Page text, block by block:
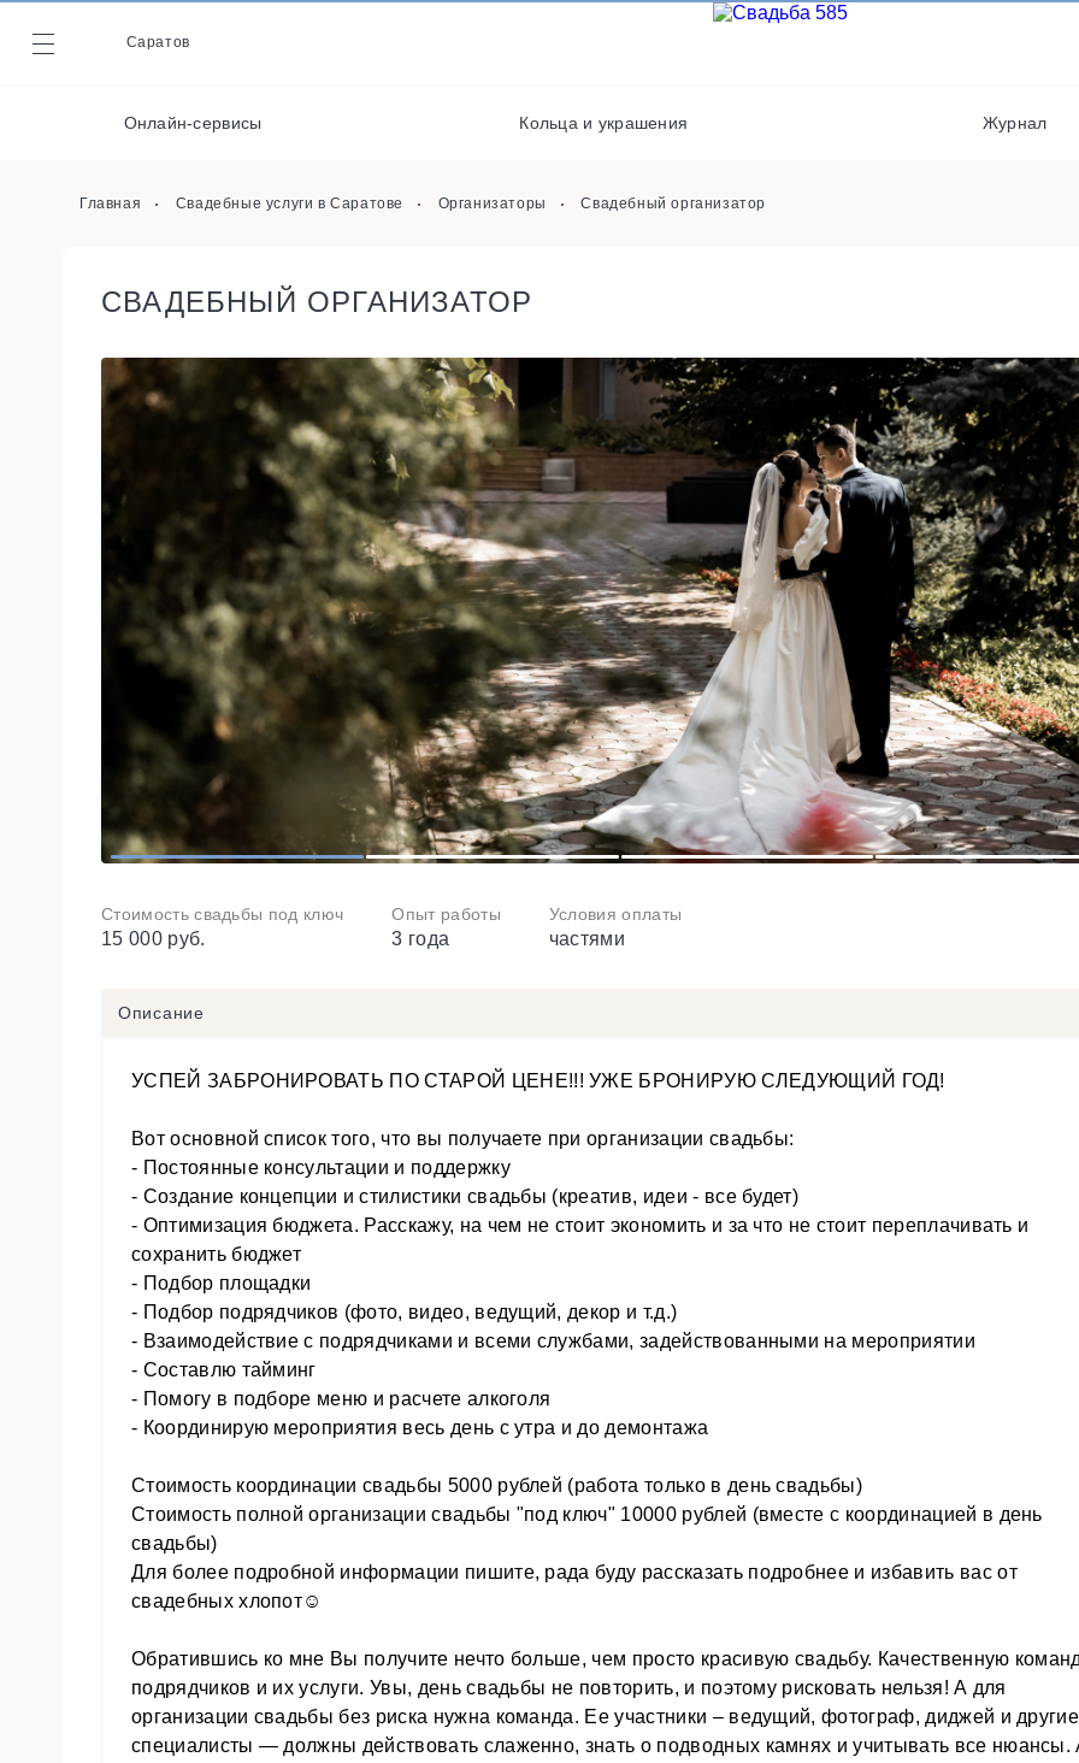
Саратов
Онлайн-сервисы Кольца и украшения Журнал
Журнал
Онлайн-сервисы
Главная Свадебные услуги в Саратове Организаторы Свадебный организатор
СВАДЕБНЫЙ ОРГАНИЗАТОР
1 2 3 4
Стоимость свадьбы под ключ
15 000 руб.
Опыт работы
3 года
Условия оплаты
частями
Описание
УСПЕЙ ЗАБРОНИРОВАТЬ ПО СТАРОЙ ЦЕНЕ!!! УЖЕ БРОНИРУЮ СЛЕДУЮЩИЙ ГОД!
Вот основной список того, что вы получаете при организации свадьбы:
- Постоянные консультации и поддержку
- Создание концепции и стилистики свадьбы (креатив, идеи - все будет)
- Оптимизация бюджета. Расскажу, на чем не стоит экономить и за что не стоит переплачивать и
сохранить бюджет
- Подбор площадки
- Подбор подрядчиков (фото, видео, ведущий, декор и т.д.)
- Взаимодействие с подрядчиками и всеми службами, задействованными на мероприятии
- Составлю тайминг
- Помогу в подборе меню и расчете алкоголя
- Координирую мероприятия весь день с утра и до демонтажа
Стоимость координации свадьбы 5000 рублей (работа только в день свадьбы)
Стоимость полной организации свадьбы "под ключ" 10000 рублей (вместе с координацией в день
свадьбы)
Для более подробной информации пишите, рада буду рассказать подробнее и избавить вас от
свадебных хлопот☺️
Обратившись ко мне Вы получите нечто больше, чем просто красивую свадьбу. Качественную
подрядчиков и их услуги. Увы, день свадьбы не повторить, и поэтому рисковать нельзя! А для
организации свадьбы без риска нужна команда. Ее участники – ведущий, фотограф, диджей и другие
специалисты — должны действовать слаженно, знать о подводных камнях и учитывать все нюансы.